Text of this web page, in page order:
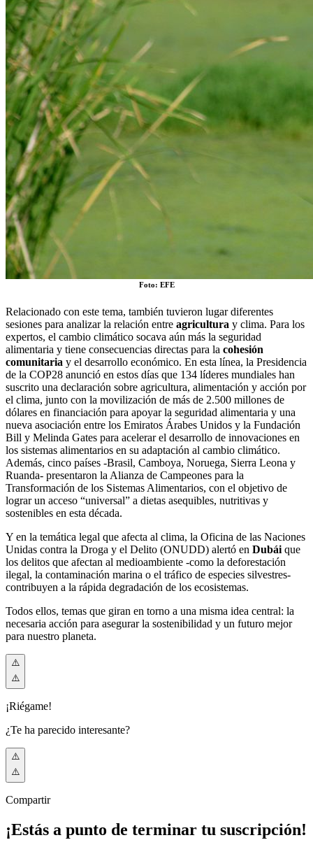
Foto: EFE
Relacionado con este tema, también tuvieron lugar diferentes
sesiones para analizar la relación entre agricultura y clima. Para los
expertos, el cambio climático socava aún más la seguridad
alimentaria y tiene consecuencias directas para la cohesión
comunitaria y el desarrollo económico. En esta línea, la Presidencia
de la COP28 anunció en estos días que 134 líderes mundiales han
suscrito una declaración sobre agricultura, alimentación y acción por
el clima, junto con la movilización de más de 2.500 millones de
dólares en financiación para apoyar la seguridad alimentaria y una
nueva asociación entre los Emiratos Árabes Unidos y la Fundación
Bill y Melinda Gates para acelerar el desarrollo de innovaciones en
los sistemas alimentarios en su adaptación al cambio climático.
Además, cinco países -Brasil, Camboya, Noruega, Sierra Leona y
Ruanda- presentaron la Alianza de Campeones para la
Transformación de los Sistemas Alimentarios, con el objetivo de
lograr un acceso “universal” a dietas asequibles, nutritivas y
sostenibles en esta década.
Y en la temática legal que afecta al clima, la Oficina de las Naciones
Unidas contra la Droga y el Delito (ONUDD) alertó en Dubáique
los delitos que afectan al medioambiente -como la deforestación
ilegal, la contaminación marina o el tráfico de especies silvestres-
contribuyen a la rápida degradación de los ecosistemas.
Todos ellos, temas que giran en torno a una misma idea central: la
necesaria acción para asegurar la sostenibilidad y un futuro mejor
para nuestro planeta.
¡Riégame!
¿Te ha parecido interesante?
Compartir
¡Estás a punto de terminar tu suscripción!